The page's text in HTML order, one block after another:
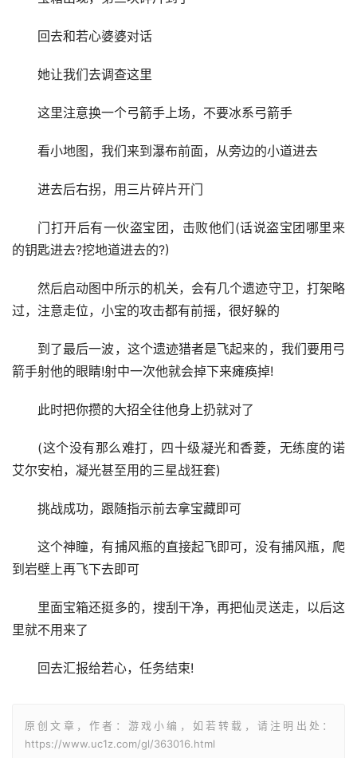
第三处和望舒客栈及群玉阁正对(这就是璃月港的方向)
第四处和庆云顶的神像正对(这个要仔细看)
白天看庆云顶会更清晰
宝箱出现，第三块碎片到手
回去和若心婆婆对话
她让我们去调查这里
这里注意换一个弓箭手上场，不要冰系弓箭手
进去后右拐，用三片碎片开门
门打开后有一伙盗宝团，击败他们(话说盗宝团哪里来
的钥匙进去?挖地道进去的?)
然后启动图中所示的机关，会有几个遗迹守卫，打架略
到了最后一波，这个遗迹猎者是飞起来的，我们要用弓
(这个没有那么难打，四十级凝光和香菱，无练度的诺
挑战成功，跟随指示前去拿宝藏即可
这个神瞳，有捕风瓶的直接起飞即可，没有捕风瓶，爬
里面宝箱还挺多的，搜刮干净，再把仙灵送走，以后这